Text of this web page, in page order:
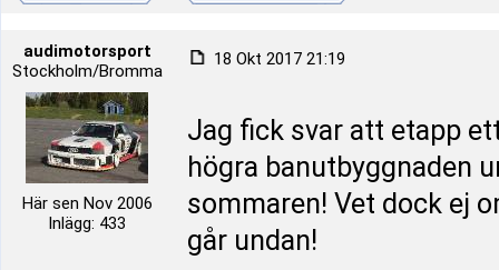
audimotorsport
Stockholm/Bromma
Här sen Nov 2006
Inlägg: 433
18 Okt 2017 21:19
Jag fick svar att etapp
högra banutbyggnaden
sommaren! Vet dock ej
går undan!